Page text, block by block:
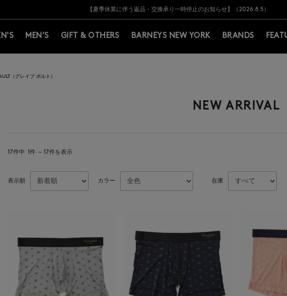
規登録のお客様も対象！＜MY BARNEYS＞会員のお客様は11,000円（税込）以上のお買上げで常時送料無料
【夏季休業に伴う出荷一時停止のお知らせ】(2026.8.7)
【オンラインストア カスタマーセンター夏季休業に関するお知らせ】（2026.8.7）
【夏季休業に伴う返品・交換承り一時停止のお知らせ】（2026.8.5）
熊本県を中心とした地震の影響によるお荷物のお届けについて
【開催中】SUMMER SALEのご案内・ご注意事項
規登録のお客様も対象！＜MY BARNEYS＞会員のお客様は11,000円（税込）以上のお買上げで常時送料無料
【夏季休業に伴う出荷一時停止のお知らせ】(2026.8.7)
MEN'S GIFT & OTHERS BARNEYS NEW YORK BRANDS
（グレイブ ボルト）
NEW ARRIVAL
17件中 1件 ～ 17件を表示
表示順 カラー 在庫